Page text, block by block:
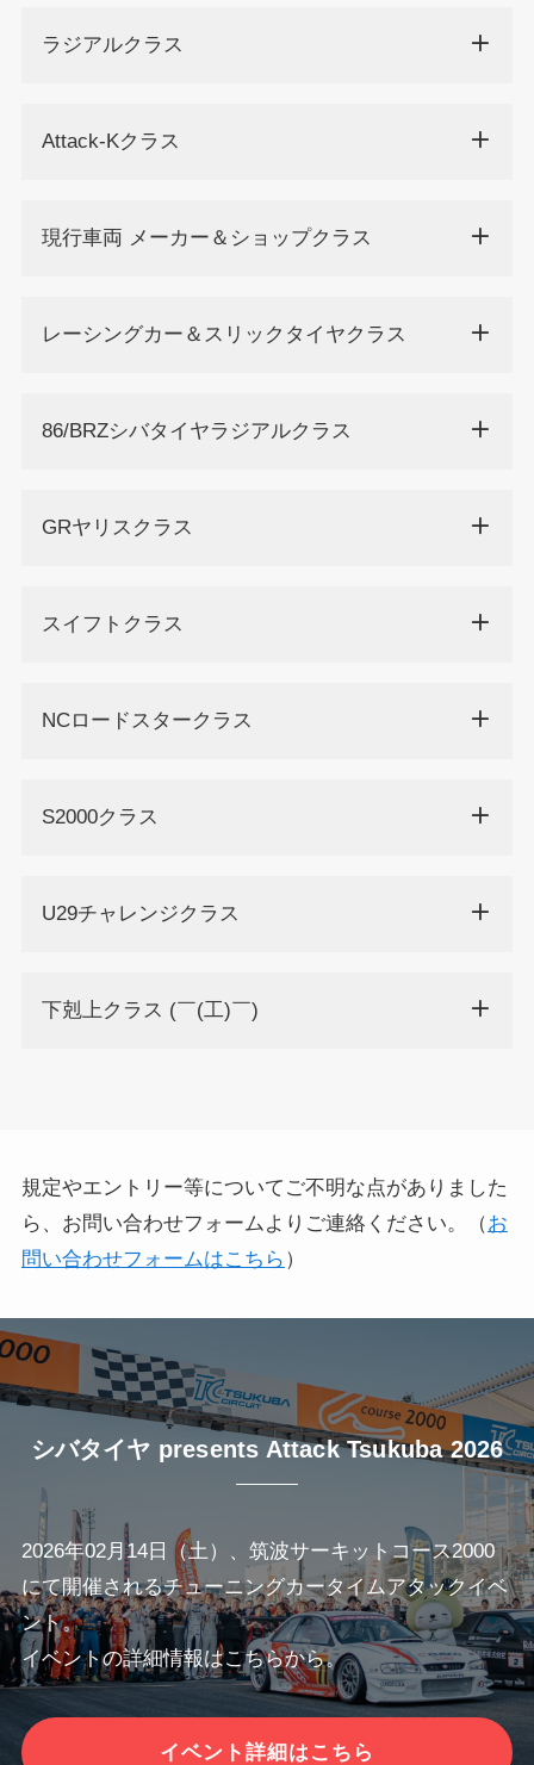
ラジアルクラス
Attack-Kクラス
現行車両 メーカー＆ショップクラス
レーシングカー＆スリックタイヤクラス
86/BRZシバタイヤラジアルクラス
GRヤリスクラス
スイフトクラス
NCロードスタークラス
S2000クラス
U29チャレンジクラス
下剋上クラス (￣(工)￣)
規定やエントリー等についてご不明な点がありました
ら、お問い合わせフォームよりご連絡ください。（お
問い合わせフォームはこちら ）
シバタイヤ presents Attack Tsukuba 2026
2026年02月14日（土）、筑波サーキットコース2000
にて開催されるチューニングカータイムアタックイベ
ント。
イベントの詳細情報はこちらから。
イベント詳細はこちら